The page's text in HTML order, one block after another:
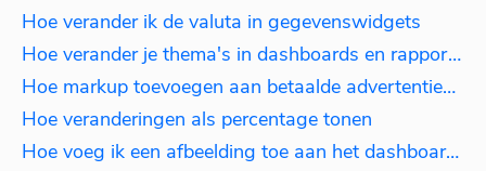
Hoe verander ik de valuta in gegevenswidgets
Hoe verander je thema's in dashboards en rapporten?
Hoe markup toevoegen aan betaalde advertentiemetrics
Hoe veranderingen als percentage tonen
Hoe voeg ik een afbeelding toe aan het dashboard?